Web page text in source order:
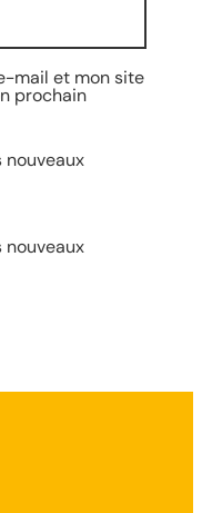
mail et mon site
prochain
nouveaux
nouveaux